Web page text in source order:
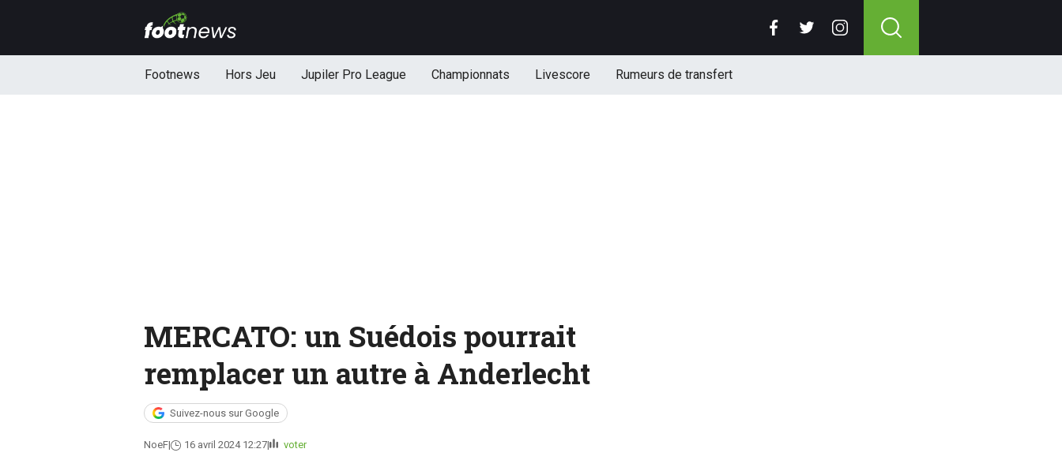
Footnews Hors Jeu Jupiler Pro League Championnats Livescore Rumeurs de transfert
MERCATO: un Suédois pourrait
remplacer un autre à Anderlecht
Suivez-nous sur Google
NoeF 16 avril 2024 12:27 voter